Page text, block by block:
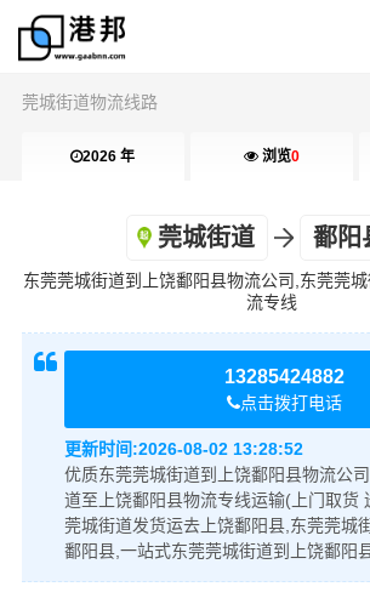
莞城街道物流线路
2026 年 浏览0
莞城街道 鄱阳
东莞莞城街道到上饶鄱阳县物流公司,东莞莞
流专线
13285424882
点击拨打电话
更新时间:2026-08-02 13:28:52
优质东莞莞城街道到上饶鄱阳县物流公
道至上饶鄱阳县物流专线运输(上门取货
莞城街道发货运去上饶鄱阳县,东莞莞城
鄱阳县,一站式东莞莞城街道到上饶鄱阳